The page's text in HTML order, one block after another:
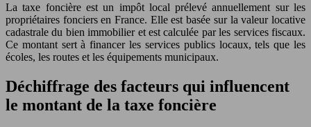
La taxe foncière est un impôt local prélevé annuellement sur les
propriétaires fonciers en France. Elle est basée sur la valeur locative
cadastrale du bien immobilier et est calculée par les services fiscaux.
Ce montant sert à financer les services publics locaux, tels que les
écoles, les routes et les équipements municipaux.
Déchiffrage des facteurs qui influencent
le montant de la taxe foncière